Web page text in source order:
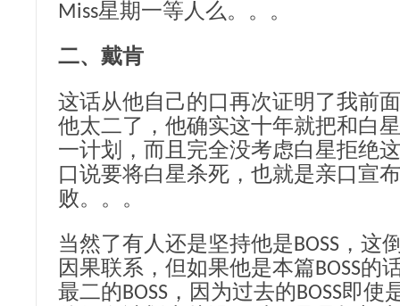
Miss星期一等人么。。。
二、戴肯
这话从他自己的口再次证明了我前
他太二了，他确实这十年就把和白
一计划，而且完全没考虑白星拒绝
口说要将白星杀死，也就是亲口宣
败。。。
当然了有人还是坚持他是BOSS，这
因果联系，但如果他是本篇BOSS的
最二的BOSS，因为过去的BOSS即